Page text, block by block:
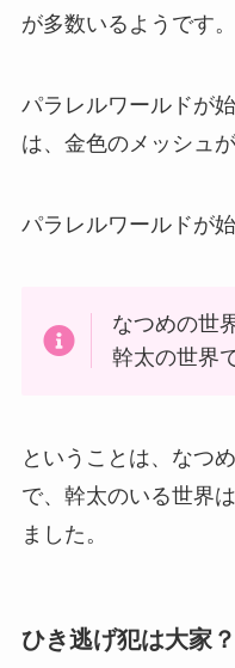
が多数いるようです。
パラレルワールドが
は、金色のメッシュ
パラレルワールドが
なつめの世
幹太の世界
ということは、なつ
で、幹太のいる世界
ました。
ひき逃げ犯は大家？